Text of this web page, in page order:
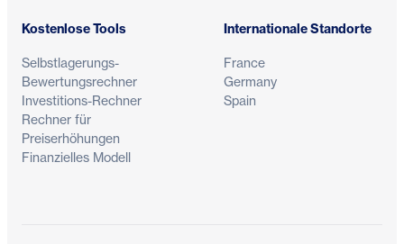
Kostenlose Tools
Selbstlagerungs-
Bewertungsrechner
Investitions-Rechner
Rechner für
Preiserhöhungen
Finanzielles Modell
Internationale Standorte
France
Germany
Spain